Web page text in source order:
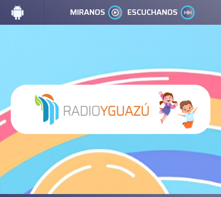
MIRANOS ESCUCHANOS